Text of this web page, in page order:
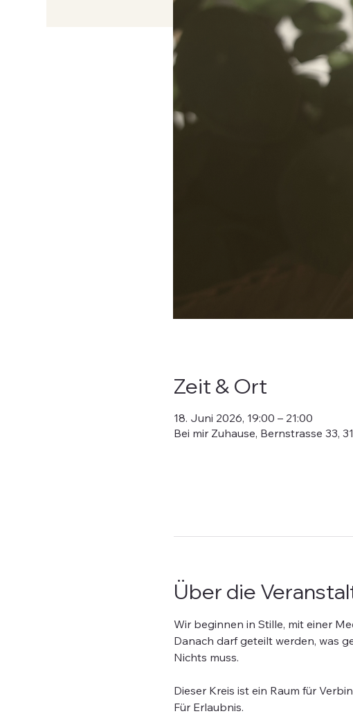
Zeit & Ort
18. Juni 2026, 19:00 – 21:00
Bei mir Zuhause, Bernstrasse 33,
Über die
Wir beginnen in Stille, mit einer
Danach darf geteilt werden, was
Nichts muss.
Dieser Kreis ist ein Raum für
Für Erlaubnis.